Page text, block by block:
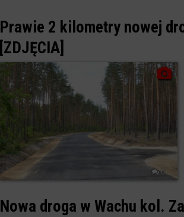
Prawie 2 kilometry nowej
[ZDJĘCIA]
0
Nowa droga w Wachu kol.